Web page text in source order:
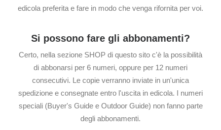
edicola preferita e fare in modo che venga rifornita per voi.
Si possono fare gli abbonamenti?
Certo, nella sezione SHOP di questo sito c'è la possibilità
di abbonarsi per 6 numeri, oppure per 12 numeri
consecutivi. Le copie verranno inviate in un'unica
spedizione e consegnate entro l'uscita in edicola. I numeri
speciali (Buyer's Guide e Outdoor Guide) non fanno parte
degli abbonamenti.